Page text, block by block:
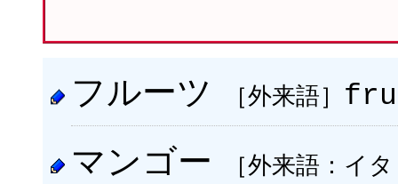
フルーツ ［外来語］
マンゴー ［外来語：イ